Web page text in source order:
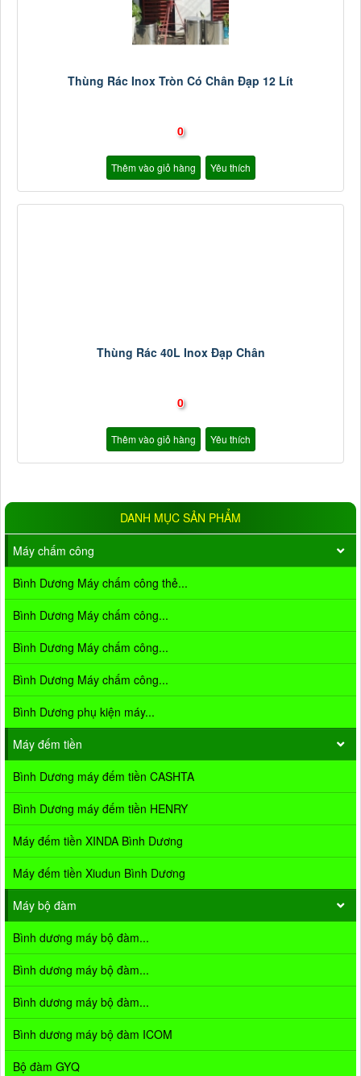
Thùng Rác Inox Tròn Có Chân Đạp 12 Lít
0
Thêm vào giỏ hàng Yêu thích
Thùng Rác 40L Inox Đạp Chân
0
Thêm vào giỏ hàng Yêu thích
DANH MỤC SẢN PHẨM
Máy chấm công
Bình Dương Máy chấm công thẻ...
Bình Dương Máy chấm công...
Bình Dương Máy chấm công...
Bình Dương Máy chấm công...
Bình Dương phụ kiện máy...
Máy đếm tiền
Bình Dương máy đếm tiền CASHTA
Bình Dương máy đếm tiền HENRY
Máy đếm tiền XINDA Bình Dương
Máy đếm tiền Xiudun Bình Dương
Máy bộ đàm
Bình dương máy bộ đàm...
Bình dương máy bộ đàm...
Bình dương máy bộ đàm...
Bình dương máy bộ đàm ICOM
Bộ đàm GYQ